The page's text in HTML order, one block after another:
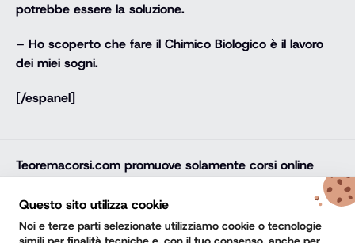
potrebbe essere la soluzione.
– Ho scoperto che fare il Chimico Biologico è il lavoro
dei miei sogni.
[/espanel]
Teoremacorsi.com promuove solamente corsi online
professionali, corsi per il diploma online, lauree e master
online di comprovata qualità e con attestato finale
riconosciuto e spendibile sul mercato del lavoro. Trova
Questo sito utilizza cookie
Noi e terze parti selezionate utilizziamo cookie o tecnologie